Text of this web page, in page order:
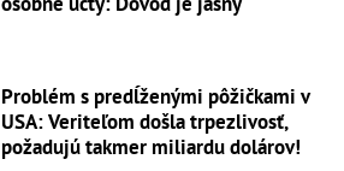
Problém s predĺženými pôžičkami v
USA: Veriteľom došla trpezlivosť,
požadujú takmer miliardu dolárov!